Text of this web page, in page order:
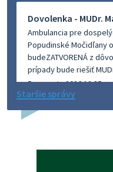
Dovolenka - MUDr.
Ambulancia pre
Popudinské Močidľany
budeZATVORENÁ z
prípady bude riešiť
5. augusta 2026 12:35
4. augusta 2026 15:30
Staršie správy